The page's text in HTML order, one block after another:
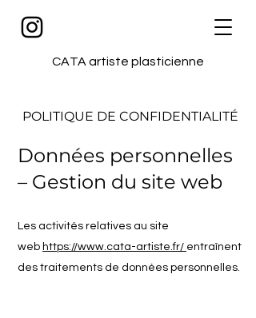
CATA artiste plasticienne
POLITIQUE DE CONFIDENTIALITÉ
Données personnelles
– Gestion du site web
Les activités relatives au site
web https://www.cata-artiste.fr/ entraînent
des traitements de données personnelles.